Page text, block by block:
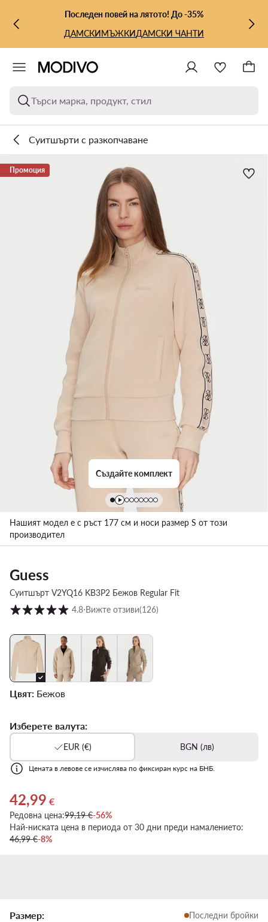
КЪМ ОСНОВНОТО СЪДЪРЖАНИЕ
КЪМ ТЪРСЕНЕПоследен повей на лятото! До -35%
ДАМСКИМЪЖКИДАМСКИ ЧАНТИ
Търси марка, продукт, стил
Суитшърти с разкопчаване
Промоция
Създайте комплект
Нашият модел е с ръст 177 см и носи размер S от този
производител
Guess
Суитшърт V2YQ16 KB3P2 Бежов Regular Fit
Оценка на клиентите в скала от 1 до 5
4.8⋅Вижте отзиви(126)
Цвят: Бежов
Изберете валута:
EUR (€) BGN (лв)
Цената в левове се изчислява по фиксиран курс на БНБ.
Актуална цена 42,99 €
42,99 €
Редовна цена:99,19 €-56%
Най-ниската цена в периода от 30 дни преди намалението:
46,99 €-8%
Размер: Последни бройки